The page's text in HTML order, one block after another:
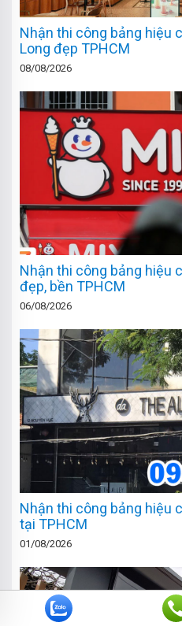
Nhận thi công bảng hiệu
Long đẹp TPHCM
08/08/2026
Nhận thi công bảng hiệu
đẹp, bền TPHCM
06/08/2026
Nhận thi công bảng hiệu
tại TPHCM
01/08/2026